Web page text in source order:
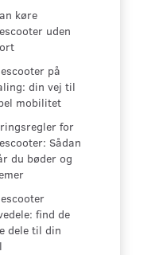
køre
uden
på
din vej til
mobilitet
for
Sådan
du bøder og
find de
dele til din